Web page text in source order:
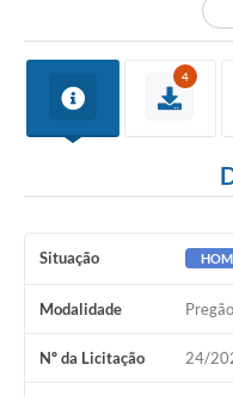
4
Situação
Modalidade
Nº da Licitação 24/